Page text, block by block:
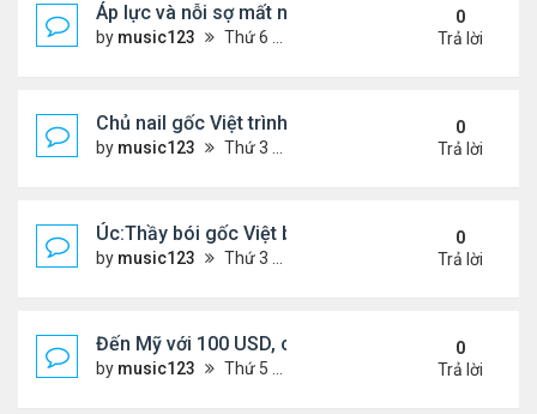
Áp lực và nỗi sợ mất nhà của người cao niên gốc
by music123 Thứ 6 Tháng 12 05, 2025 7:33 pm
0
Trả lời
Chủ nail gốc Việt trình diện ICE, và bị trục xuất
by music123 Thứ 3 Tháng 11 18, 2025 5:25 pm
0
Trả lời
Úc:Thầy bói gốc Việt bị bắt vì lừa đảo 70 triệu USD
by music123 Thứ 3 Tháng 11 18, 2025 5:18 pm
0
Trả lời
Đến Mỹ với 100 USD, cô gái Việt sở hữu 3 nhà
by music123 Thứ 5 Tháng 11 13, 2025 2:48 pm
0
Trả lời